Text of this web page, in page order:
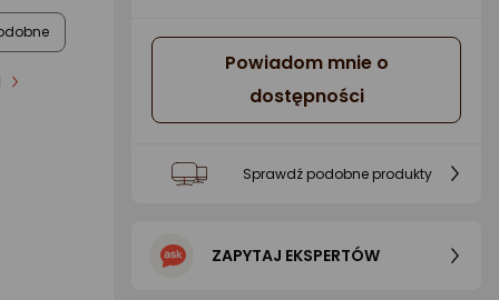
Powiadom mnie o
dostępności
Sprawdź podobne produkty
ZAPYTAJ EKSPERTÓW